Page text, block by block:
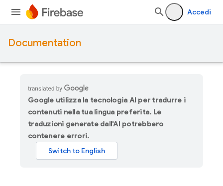
Accedi
Documentation
Google utilizza la tecnologia AI per tradurre i
contenuti nella tua lingua preferita. Le
traduzioni generate dall'AI potrebbero
contenere errori.